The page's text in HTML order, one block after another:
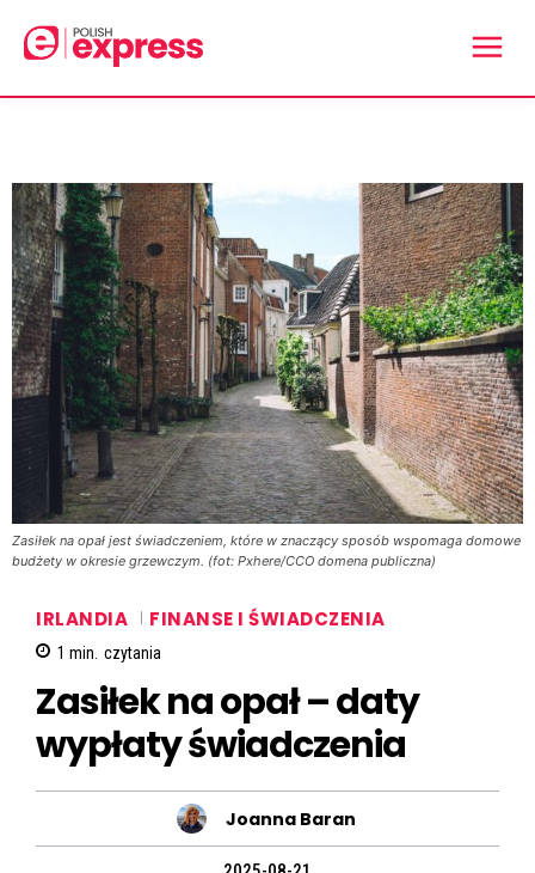
Zasiłek na opał jest świadczeniem, które w znaczący sposób wspomaga domowe
budżety w okresie grzewczym. (fot: Pxhere/CCO domena publiczna)
IRLANDIA FINANSE I ŚWIADCZENIA
1 min. czytania
Zasiłek na opał – daty
wypłaty świadczenia
Joanna Baran